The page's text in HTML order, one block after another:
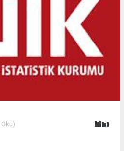
Oku)